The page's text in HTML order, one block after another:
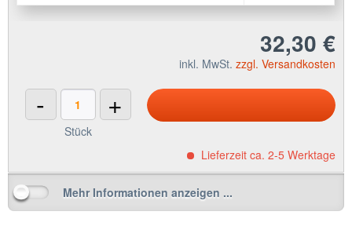
32,30 €
inkl. MwSt. zzgl. Versandkosten
- +
Stück
Lieferzeit ca. 2-5 Werktage
Mehr Informationen anzeigen ...